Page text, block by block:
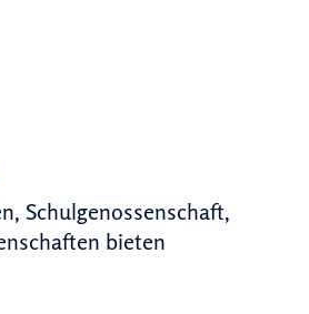
Schulgenossenschaft,
bieten